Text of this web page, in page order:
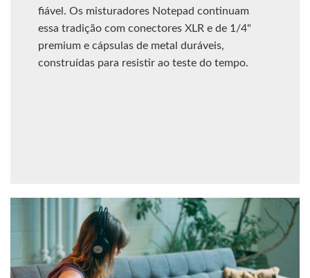
fiável. Os misturadores Notepad continuam
essa tradição com conectores XLR e de 1/4"
premium e cápsulas de metal duráveis,
construídas para resistir ao teste do tempo.